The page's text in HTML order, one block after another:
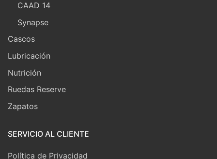
CAAD 14
Synapse
Cascos
Lubricación
Nutrición
Ruedas Reserve
Zapatos
SERVICIO AL CLIENTE
Política de Privacidad